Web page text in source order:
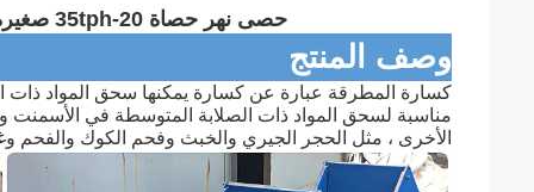
حصى نهر حصاة 20-35tph صغيرة متنقلة مطرقة الحجر آلة الكمبيوتر 800x600
وصف المنتج
الأخرى ، مثل الحجر الجيري والخبث وفحم الكوك والفحم